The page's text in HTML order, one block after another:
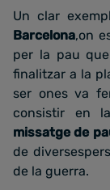
Un clar
Barcelona,on
per la pau
finalitzar a la
ser ones va
consistir en
missatge de
de
de la guerra.